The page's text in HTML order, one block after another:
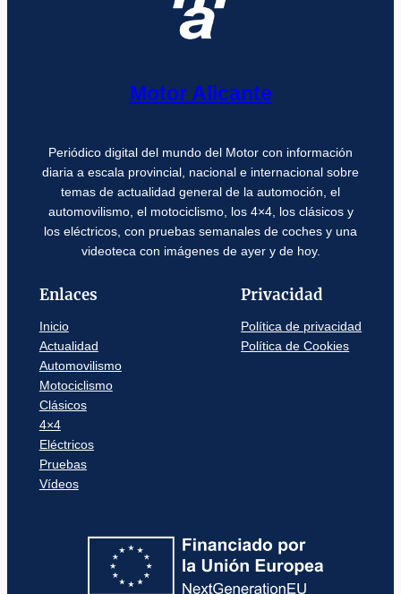
Motor Alicante
Periódico digital del mundo del Motor con información
diaria a escala provincial, nacional e internacional sobre
temas de actualidad general de la automoción, el
automovilismo, el motociclismo, los 4×4, los clásicos y
los eléctricos, con pruebas semanales de coches y una
videoteca con imágenes de ayer y de hoy.
Enlaces
Inicio
Actualidad
Automovilismo
Motociclismo
Clásicos
4×4
Eléctricos
Pruebas
Vídeos
Privacidad
Política de privacidad
Política de Cookies